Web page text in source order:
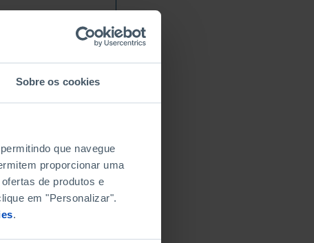
Sobre os cookies
que navegue
proporcionar uma
de produtos e
em "Personalizar".
.